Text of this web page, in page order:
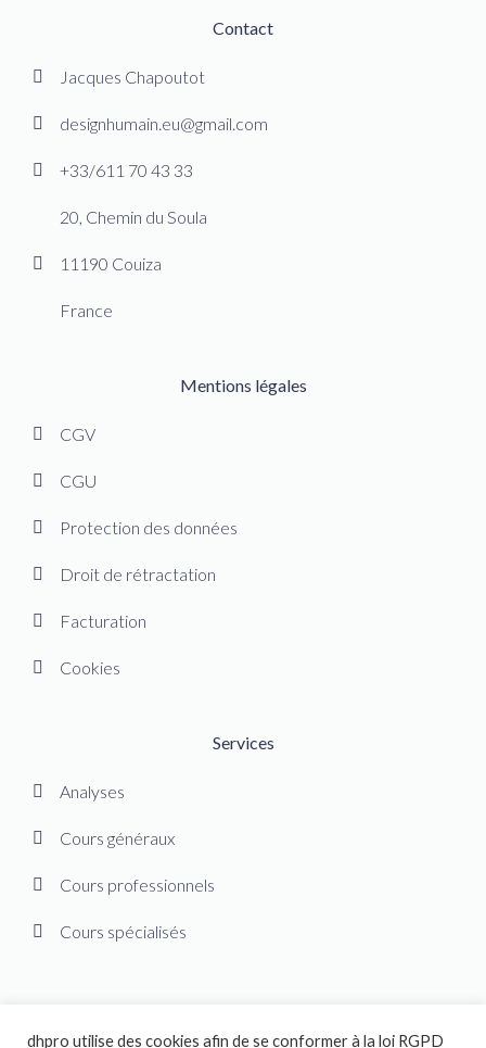
Contact
Jacques Chapoutot
designhumain.eu@gmail.com
+33/611 70 43 33
20, Chemin du Soula
11190 Couiza
France
Mentions légales
CGV
CGU
Protection des données
Droit de rétractation
Facturation
Cookies
Services
Analyses
Cours généraux
Cours professionnels
Cours spécialisés
dhpro utilise des cookies afin de se conformer à la loi RGPD